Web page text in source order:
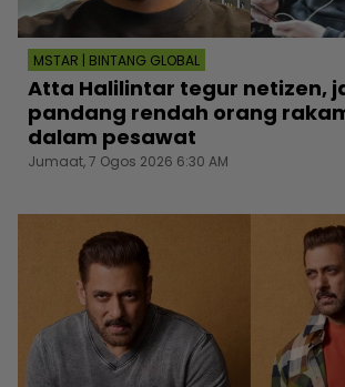
MSTAR | BINTANG GLOBAL
Atta Halilintar tegur netizen,
pandang rendah orang
dalam pesawat
Jumaat, 7 Ogos 2026 6:30 AM